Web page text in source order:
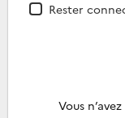
Rester
Vous